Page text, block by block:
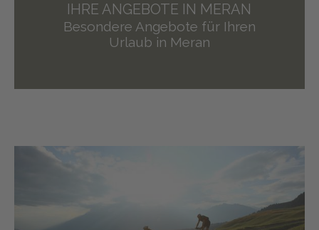
IHRE ANGEBOTE IN MERAN
Besondere Angebote für Ihren
Urlaub in Meran